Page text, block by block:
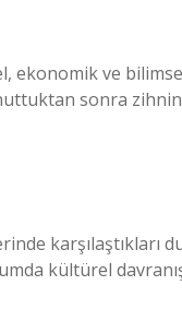
ekonomik ve
sonra
karşılaştıkları
kültürel